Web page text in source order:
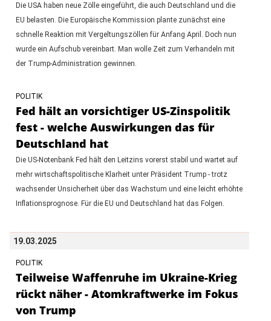
Die USA haben neue Zölle eingeführt, die auch Deutschland und die
EU belasten. Die Europäische Kommission plante zunächst eine
schnelle Reaktion mit Vergeltungszöllen für Anfang April. Doch nun
wurde ein Aufschub vereinbart. Man wolle Zeit zum Verhandeln mit
der Trump-Administration gewinnen.
POLITIK
Fed hält an vorsichtiger US-Zinspolitik
fest - welche Auswirkungen das für
Deutschland hat
Die US-Notenbank Fed hält den Leitzins vorerst stabil und wartet auf
mehr wirtschaftspolitische Klarheit unter Präsident Trump - trotz
wachsender Unsicherheit über das Wachstum und eine leicht erhöhte
Inflationsprognose. Für die EU und Deutschland hat das Folgen.
19.03.2025
POLITIK
Teilweise Waffenruhe im Ukraine-Krieg
rückt näher - Atomkraftwerke im Fokus
von Trump